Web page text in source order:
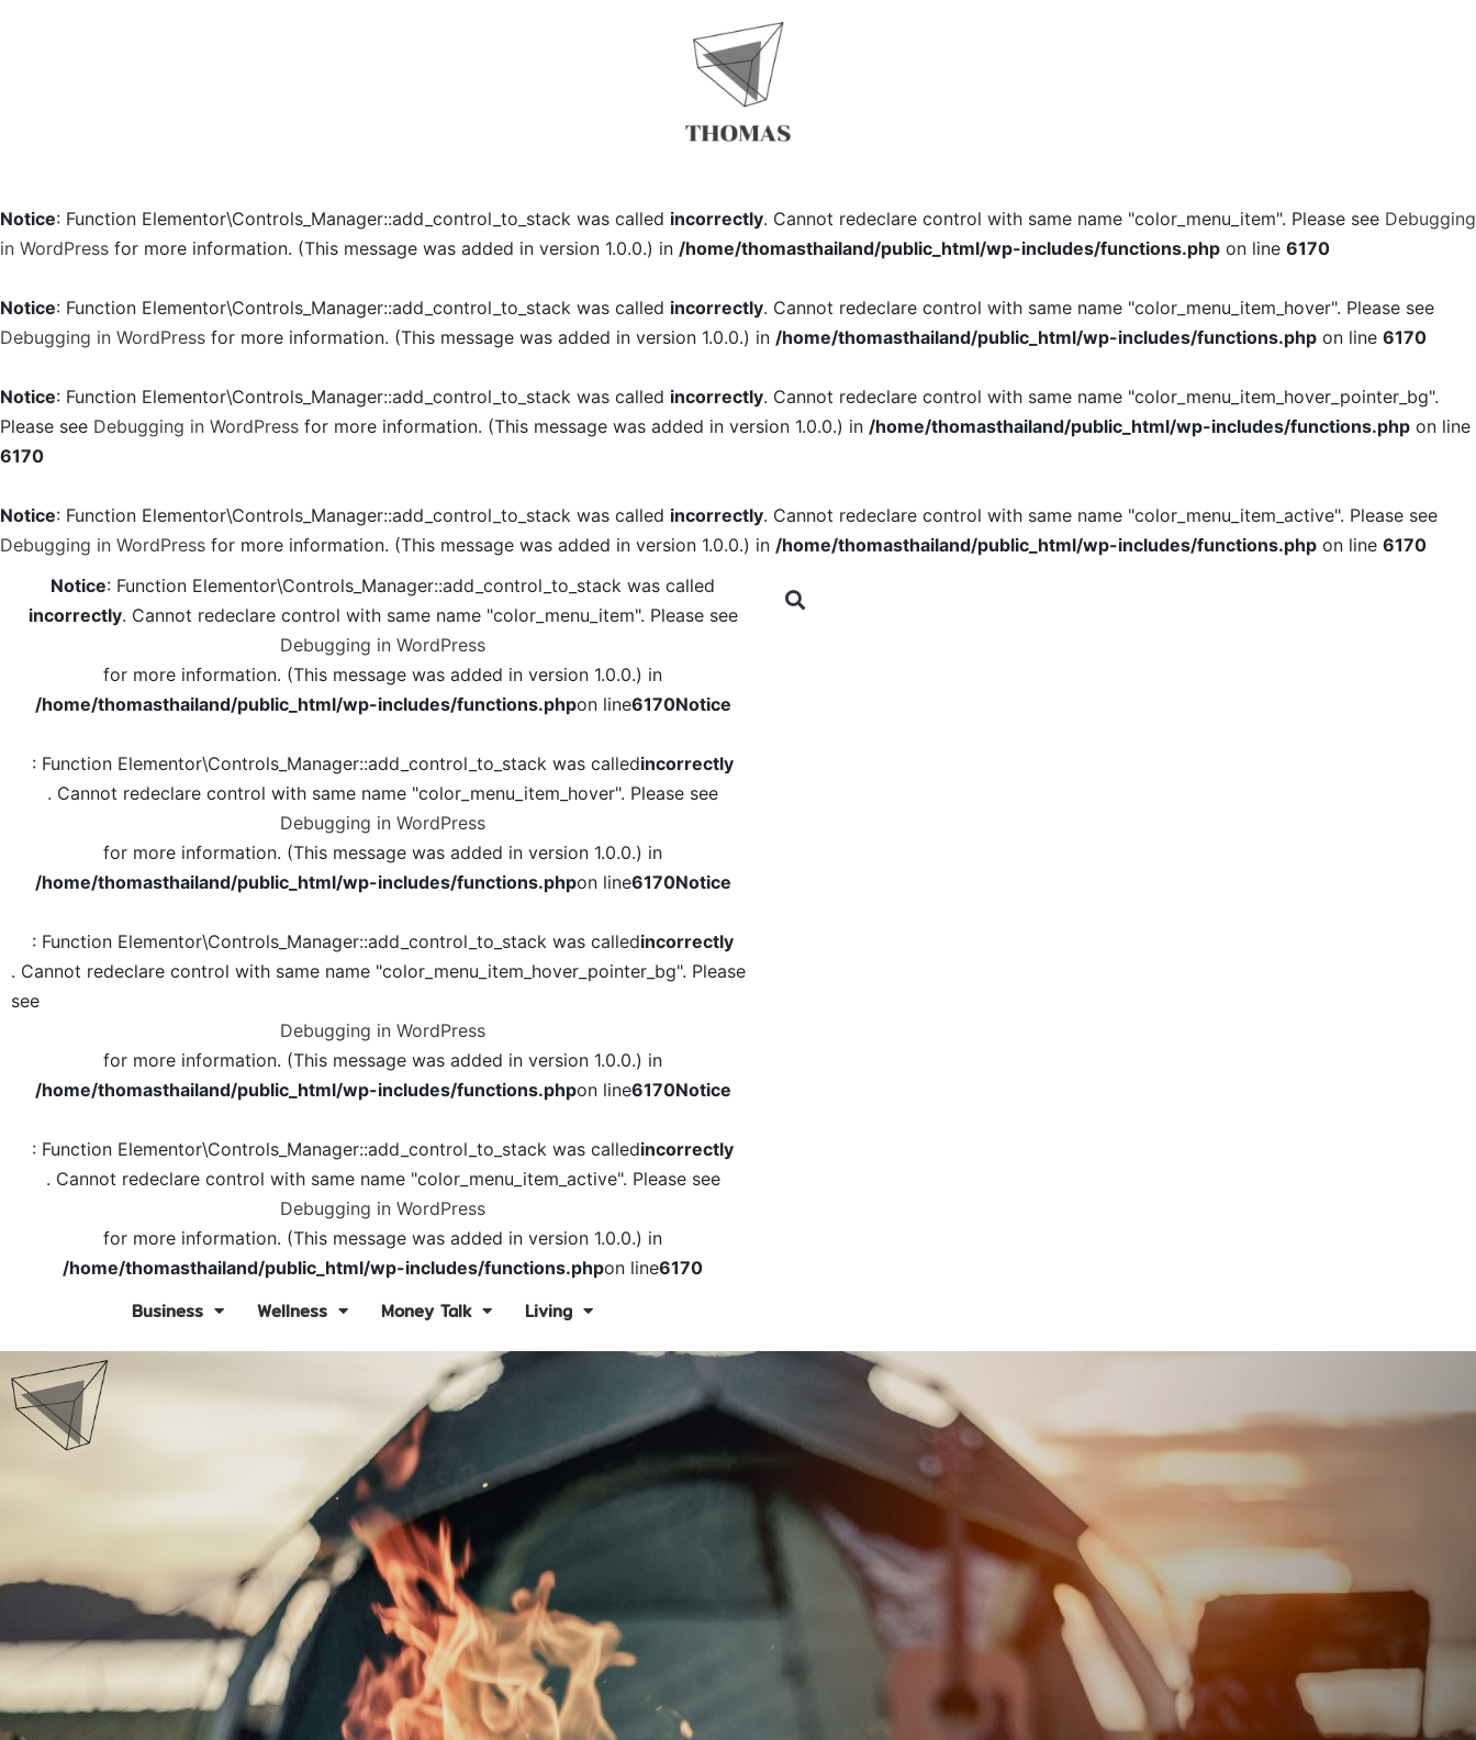
Notice: Function Elementor\Controls_Manager::add_control_to_stack was called incorrectly. Cannot redeclare control with same name "color_menu_item". Please see Debugging
in WordPress for more information. (This message was added in version 1.0.0.) in /home/thomasthailand/public_html/wp-includes/functions.php on line 6170
Notice: Function Elementor\Controls_Manager::add_control_to_stack was called incorrectly. Cannot redeclare control with same name "color_menu_item_hover". Please see
Debugging in WordPress for more information. (This message was added in version 1.0.0.) in /home/thomasthailand/public_html/wp-includes/functions.php on line 6170
Notice: Function Elementor\Controls_Manager::add_control_to_stack was called incorrectly. Cannot redeclare control with same name "color_menu_item_hover_pointer_bg".
Please see Debugging in WordPress for more information. (This message was added in version 1.0.0.) in /home/thomasthailand/public_html/wp-includes/functions.php on line
6170
Notice: Function Elementor\Controls_Manager::add_control_to_stack was called incorrectly. Cannot redeclare control with same name "color_menu_item_active". Please see
Debugging in WordPress for more information. (This message was added in version 1.0.0.) in /home/thomasthailand/public_html/wp-includes/functions.php on line 6170
Notice: Function Elementor\Controls_Manager::add_control_to_stack was called
incorrectly. Cannot redeclare control with same name "color_menu_item". Please see
Debugging in WordPress
for more information. (This message was added in version 1.0.0.) in
/home/thomasthailand/public_html/wp-includes/functions.phpon line6170Notice
: Function Elementor\Controls_Manager::add_control_to_stack was calledincorrectly
. Cannot redeclare control with same name "color_menu_item_hover". Please see
Debugging in WordPress
for more information. (This message was added in version 1.0.0.) in
/home/thomasthailand/public_html/wp-includes/functions.phpon line6170Notice
: Function Elementor\Controls_Manager::add_control_to_stack was calledincorrectly
. Cannot redeclare control with same name "color_menu_item_hover_pointer_bg". Please
see
Debugging in WordPress
for more information. (This message was added in version 1.0.0.) in
/home/thomasthailand/public_html/wp-includes/functions.phpon line6170Notice
: Function Elementor\Controls_Manager::add_control_to_stack was calledincorrectly
. Cannot redeclare control with same name "color_menu_item_active". Please see
Debugging in WordPress
for more information. (This message was added in version 1.0.0.) in
/home/thomasthailand/public_html/wp-includes/functions.phpon line6170
Business Wellness Money Talk Living